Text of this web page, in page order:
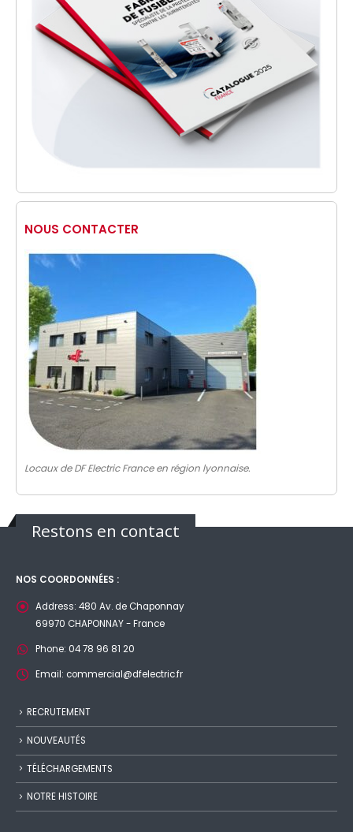
NOUS CONTACTER
Locaux de DF Electric France en région lyonnaise.
Restons en contact
NOS COORDONNÉES :
Address: 480 Av. de Chaponnay
69970 CHAPONNAY - France
Phone: 04 78 96 81 20
Email: commercial@dfelectric.fr
RECRUTEMENT
NOUVEAUTÉS
TÉLÉCHARGEMENTS
NOTRE HISTOIRE